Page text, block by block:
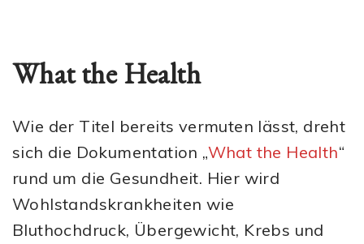
What the Health
Wie der Titel bereits vermuten lässt, dreht
sich die Dokumentation „What the Health“
rund um die Gesundheit. Hier wird
Wohlstandskrankheiten wie
Bluthochdruck, Übergewicht, Krebs und